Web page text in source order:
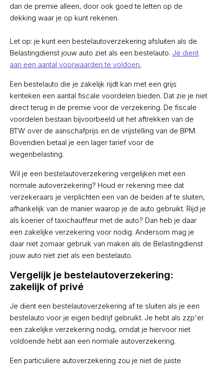
dan de premie alleen, door ook goed te letten op de
dekking waar je op kunt rekenen.
Let op: je kunt een bestelautoverzekering afsluiten als de
Belastingdienst jouw auto ziet als een bestelauto. Je dient
aan een aantal voorwaarden te voldoen.
Een bestelauto die je zakelijk rijdt kan met een grijs
kenteken een aantal fiscale voordelen bieden. Dat zie je niet
direct terug in de premie voor de verzekering. De fiscale
voordelen bestaan bijvoorbeeld uit het aftrekken van de
BTW over de aanschafprijs en de vrijstelling van de BPM.
Bovendien betaal je een lager tarief voor de
wegenbelasting.
Wil je een bestelautoverzekering vergelijken met een
normale autoverzekering? Houd er rekening mee dat
verzekeraars je verplichten een van de beiden af te sluiten,
afhankelijk van de manier waarop je de auto gebruikt. Rijd je
als koerier of taxichauffeur met de auto? Dan heb je daar
een zakelijke verzekering voor nodig. Andersom mag je
daar niet zomaar gebruik van maken als de Belastingdienst
jouw auto niet ziet als een bestelauto.
Vergelijk je bestelautoverzekering:
zakelijk of privé
Je dient een bestelautoverzekering af te sluiten als je een
bestelauto voor je eigen bedrijf gebruikt. Je hebt als zzp'er
een zakelijke verzekering nodig, omdat je hiervoor niet
voldoende hebt aan een normale autoverzekering.
Een particuliere autoverzekering zou je niet de juiste